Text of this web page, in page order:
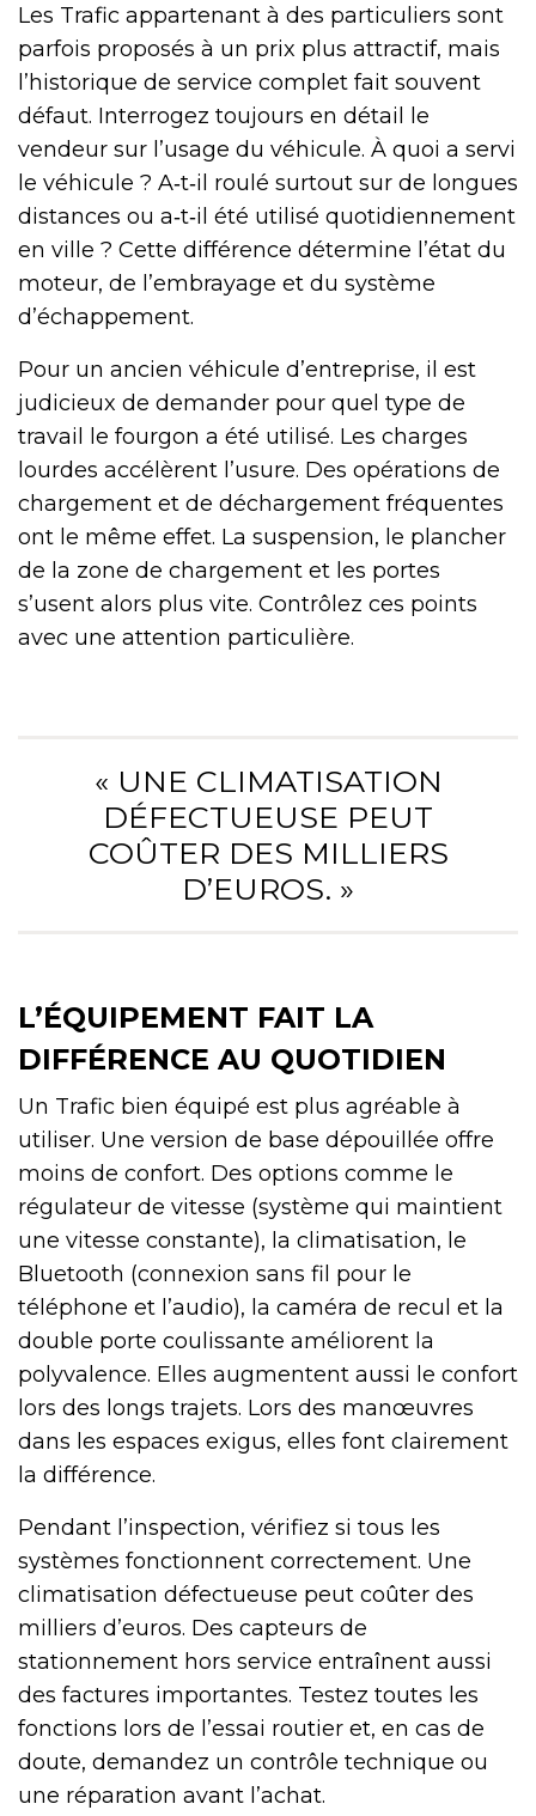
Les Trafic appartenant à des particuliers sont
parfois proposés à un prix plus attractif, mais
l’historique de service complet fait souvent
défaut. Interrogez toujours en détail le
vendeur sur l’usage du véhicule. À quoi a servi
le véhicule ? A‑t‑il roulé surtout sur de longues
distances ou a‑t‑il été utilisé quotidiennement
en ville ? Cette différence détermine l’état du
moteur, de l’embrayage et du système
d’échappement.
Pour un ancien véhicule d’entreprise, il est
judicieux de demander pour quel type de
travail le fourgon a été utilisé. Les charges
lourdes accélèrent l’usure. Des opérations de
chargement et de déchargement fréquentes
ont le même effet. La suspension, le plancher
de la zone de chargement et les portes
s’usent alors plus vite. Contrôlez ces points
avec une attention particulière.
« UNE CLIMATISATION
DÉFECTUEUSE PEUT
COÛTER DES MILLIERS
D’EUROS. »
L’ÉQUIPEMENT FAIT LA
DIFFÉRENCE AU QUOTIDIEN
Un Trafic bien équipé est plus agréable à
utiliser. Une version de base dépouillée offre
moins de confort. Des options comme le
régulateur de vitesse (système qui maintient
une vitesse constante), la climatisation, le
Bluetooth (connexion sans fil pour le
téléphone et l’audio), la caméra de recul et la
double porte coulissante améliorent la
polyvalence. Elles augmentent aussi le confort
lors des longs trajets. Lors des manœuvres
dans les espaces exigus, elles font clairement
la différence.
Pendant l’inspection, vérifiez si tous les
systèmes fonctionnent correctement. Une
climatisation défectueuse peut coûter des
milliers d’euros. Des capteurs de
stationnement hors service entraînent aussi
des factures importantes. Testez toutes les
fonctions lors de l’essai routier et, en cas de
doute, demandez un contrôle technique ou
une réparation avant l’achat.